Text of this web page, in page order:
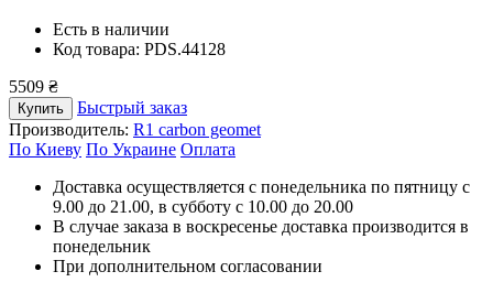
Есть в наличии
Код товара: PDS.44128
5509 ₴
Купить
Быстрый заказ
Производитель: R1 carbon geomet
По Киеву По Украине Оплата
Доставка осуществляется с понедельника по пятницу с
9.00 до 21.00, в субботу с 10.00 до 20.00
В случае заказа в воскресенье доставка производится в
понедельник
При дополнительном согласовании